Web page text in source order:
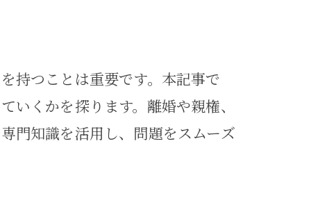
持つことは重要です。本記事で
くかを探ります。離婚や親権、
門知識を活用し、問題をスムーズ